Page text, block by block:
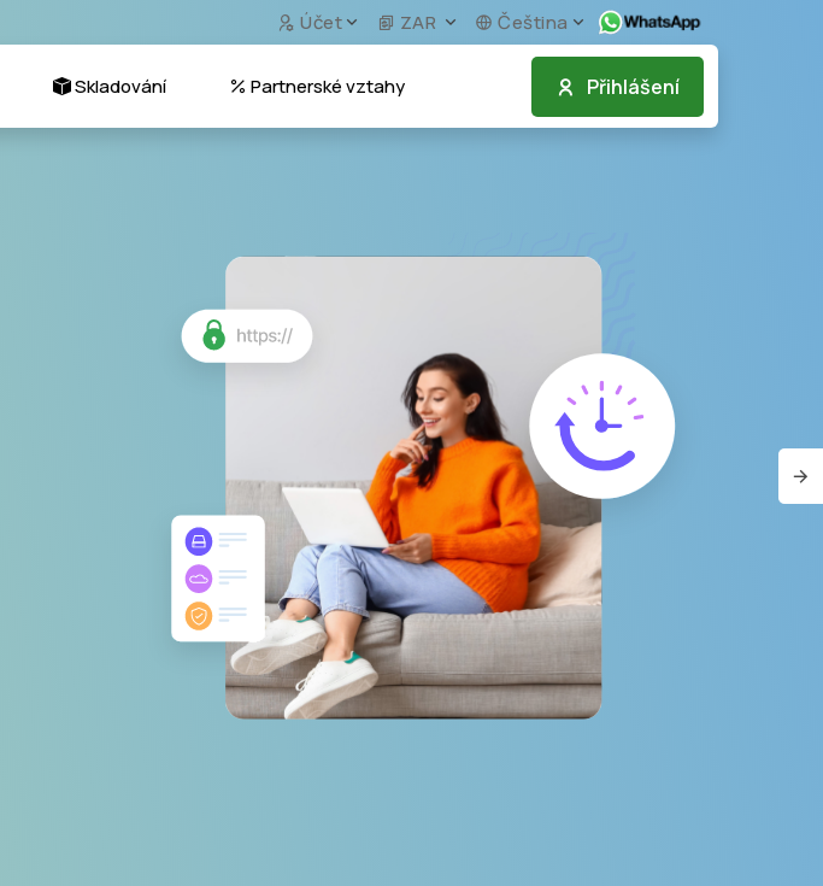
Účet ZAR Čeština
Přihlášení
Skladování Partnerské vztahy